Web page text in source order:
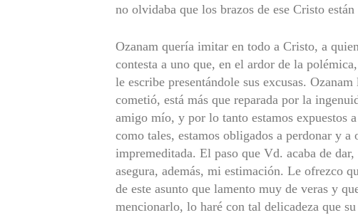
no olvidaba que los brazos de ese Cristo
Ozanam quería imitar en todo a Cristo, a
contesta a uno que, en el ardor de la
le escribe presentándole sus excusas.
cometió, está más que reparada por la
amigo mío, y por lo tanto estamos expuestos
como tales, estamos obligados a perdonar y
impremeditada. El paso que Vd. acaba de
asegura, además, mi estimación. Le ofrezco
de este asunto que lamento muy de veras y
mencionarlo, lo haré con tal delicadeza que